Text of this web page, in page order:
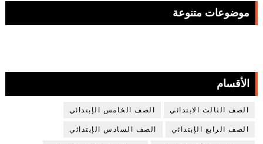
موضوعات متنوعة
الأقسام
الصف الثالث الابتدائي الصف الخامس الإبتدائي
الصف الرابع الإبتدائي الصف السادس الإبتدائي